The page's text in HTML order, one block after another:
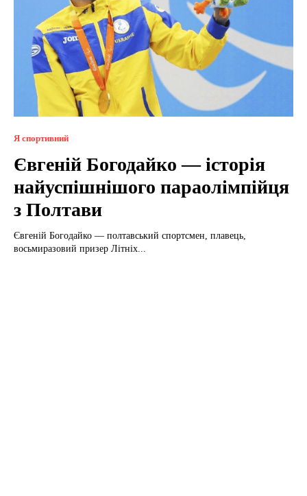
Я спортивний
Євгеній Богодайко — історія
найуспішнішого параолімпійця
з Полтави
Євгеній Богодайко — полтавський спортсмен, плавець,
восьмиразовий призер Літніх...